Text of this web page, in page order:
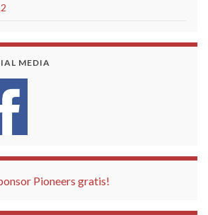
MEDIA